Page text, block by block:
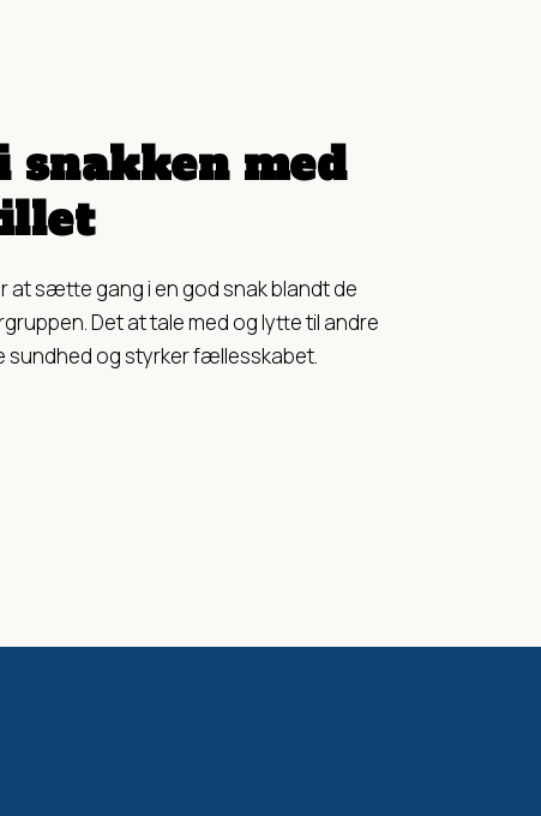
snakken med
at sætte gang i en god snak blandt de
Det at tale med og lytte til andre
sundhed og styrker fællesskabet.